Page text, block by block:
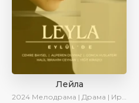
Лейла
2024 Мелодрама | Драма | Ирина Котова | AveTurk | AlisaDirilis | Сериалы 2024